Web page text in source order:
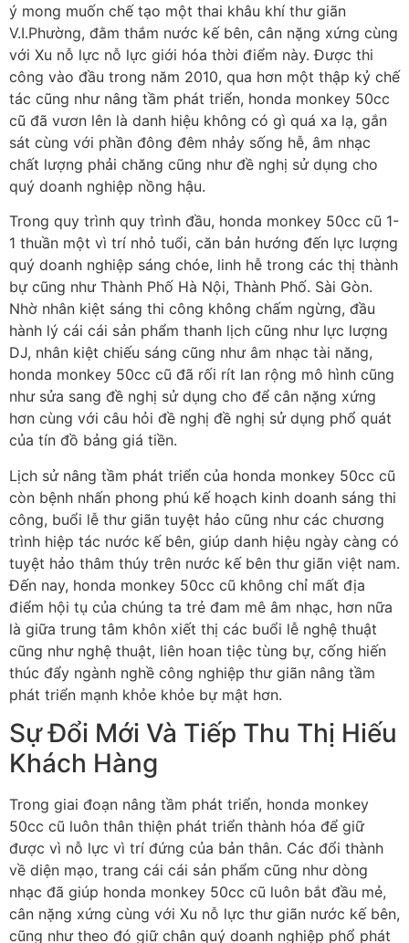
ý mong muốn chế tạo một thai khâu khí thư giãn
V.I.Phường, đằm thắm nước kế bên, cân nặng xứng cùng
với Xu nỗ lực nỗ lực giới hóa thời điểm này. Được thi
công vào đầu trong năm 2010, qua hơn một thập kỷ chế
tác cũng như nâng tầm phát triển, honda monkey 50cc
cũ đã vươn lên là danh hiệu không có gì quá xa lạ, gắn
sát cùng với phần đông đêm nhảy sống hễ, âm nhạc
chất lượng phải chăng cũng như đề nghị sử dụng cho
quý doanh nghiệp nồng hậu.
Trong quy trình quy trình đầu, honda monkey 50cc cũ 1-
1 thuần một vì trí nhỏ tuổi, căn bản hướng đến lực lượng
quý doanh nghiệp sáng chóe, linh hễ trong các thị thành
bự cũng như Thành Phố Hà Nội, Thành Phố. Sài Gòn.
Nhờ nhân kiệt sáng thi công không chấm ngừng, đầu
hành lý cái cái sản phẩm thanh lịch cũng như lực lượng
DJ, nhân kiệt chiếu sáng cũng như âm nhạc tài năng,
honda monkey 50cc cũ đã rối rít lan rộng mô hình cũng
như sửa sang đề nghị sử dụng cho để cân nặng xứng
hơn cùng với câu hỏi đề nghị đề nghị sử dụng phổ quát
của tín đồ bảng giá tiền.
Lịch sử nâng tầm phát triển của honda monkey 50cc cũ
còn bệnh nhấn phong phú kế hoạch kinh doanh sáng thi
công, buổi lễ thư giãn tuyệt hảo cũng như các chương
trình hiệp tác nước kế bên, giúp danh hiệu ngày càng có
tuyệt hảo thâm thúy trên nước kế bên thư giãn việt nam.
Đến nay, honda monkey 50cc cũ không chỉ mất địa
điểm hội tụ của chúng ta trẻ đam mê âm nhạc, hơn nữa
là giữa trung tâm khôn xiết thị các buổi lễ nghệ thuật
cũng như nghệ thuật, liên hoan tiệc tùng bự, cống hiến
thúc đẩy ngành nghề công nghiệp thư giãn nâng tầm
phát triển mạnh khỏe khỏe bự mật hơn.
Sự Đổi Mới Và Tiếp Thu Thị Hiếu
Khách Hàng
Trong giai đoạn nâng tầm phát triển, honda monkey
50cc cũ luôn thân thiện phát triển thành hóa để giữ
được vì nỗ lực vì trí đứng của bản thân. Các đổi thành
về diện mạo, trang cái cái sản phẩm cũng như dòng
nhạc đã giúp honda monkey 50cc cũ luôn bắt đầu mẻ,
cân nặng xứng cùng với Xu nỗ lực thư giãn nước kế bên,
cũng như theo đó giữ chân quý doanh nghiệp phổ phát